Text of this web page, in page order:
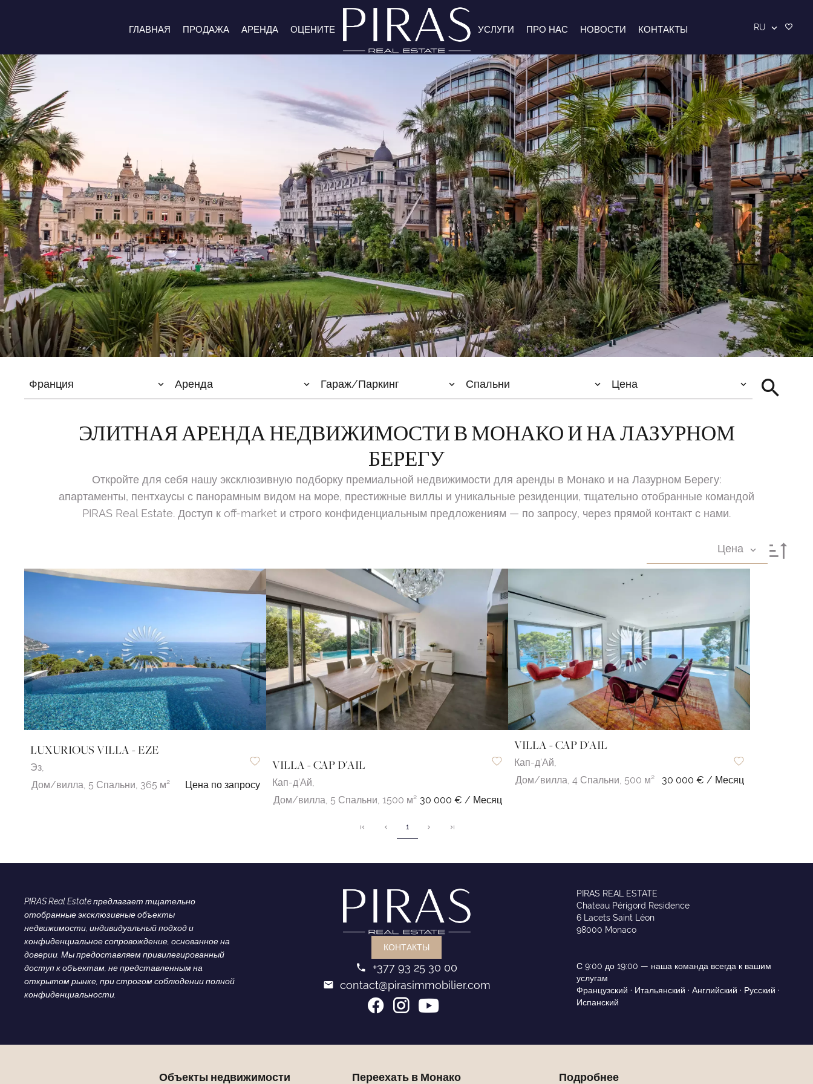
ГЛАВНАЯ ПРОДАЖА АРЕНДА ОЦЕНИТЕ УСЛУГИ ПРО НАС НОВОСТИ КОНТАКТЫ RU
Франция Аренда Гараж/Паркинг Спальни Цена
ЭЛИТНАЯ АРЕНДА НЕДВИЖИМОСТИ В МОНАКО И НА ЛАЗУРНОМ
БЕРЕГУ
Откройте для себя нашу эксклюзивную подборку премиальной недвижимости для аренды в Монако и на Лазурном Берегу:
апартаменты, пентхаусы с панорамным видом на море, престижные виллы и уникальные резиденции, тщательно отобранные командой
PIRAS Real Estate. Доступ к off-market и строго конфиденциальным предложениям — по запросу, через прямой контакт с нами.
Цена
LUXURIOUS VILLA - EZE
Эз,
Дом/вилла, 5 Спальни, 365 м² Цена по запросу
VILLA - CAP D'AIL
Кап-д'Ай,
Дом/вилла, 5 Спальни, 1500 м² 30 000 € / Месяц
VILLA - CAP D'AIL
Кап-д'Ай,
Дом/вилла, 4 Спальни, 500 м² 30 000 € / Месяц
1
PIRAS Real Estate предлагает тщательно
отобранные эксклюзивные объекты
недвижимости, индивидуальный подход и
конфиденциальное сопровождение, основанное на
доверии. Мы предоставляем привилегированный
доступ к объектам, не представленным на
открытом рынке, при строгом соблюдении полной
конфиденциальности.
КОНТАКТЫ
+377 93 25 30 00
contact@pirasimmobilier.com
PIRAS REAL ESTATE
Chateau Périgord Residence
6 Lacets Saint Léon
98000 Monaco
С 9:00 до 19:00 — наша команда всегда к вашим
услугам
Французский · Итальянский · Английский · Русский ·
Испанский
Объекты недвижимости Переехать в Монако Подробнее